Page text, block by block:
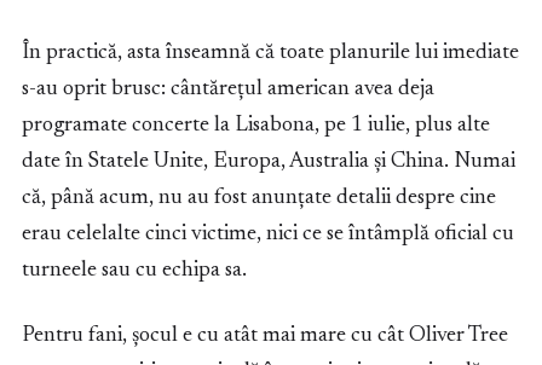
În practică, asta înseamnă că toate planurile lui imediate
s-au oprit brusc: cântărețul american avea deja
programate concerte la Lisabona, pe 1 iulie, plus alte
date în Statele Unite, Europa, Australia și China. Numai
că, până acum, nu au fost anunțate detalii despre cine
erau celelalte cinci victime, nici ce se întâmplă oficial cu
turneele sau cu echipa sa.
Pentru fani, șocul e cu atât mai mare cu cât Oliver Tree